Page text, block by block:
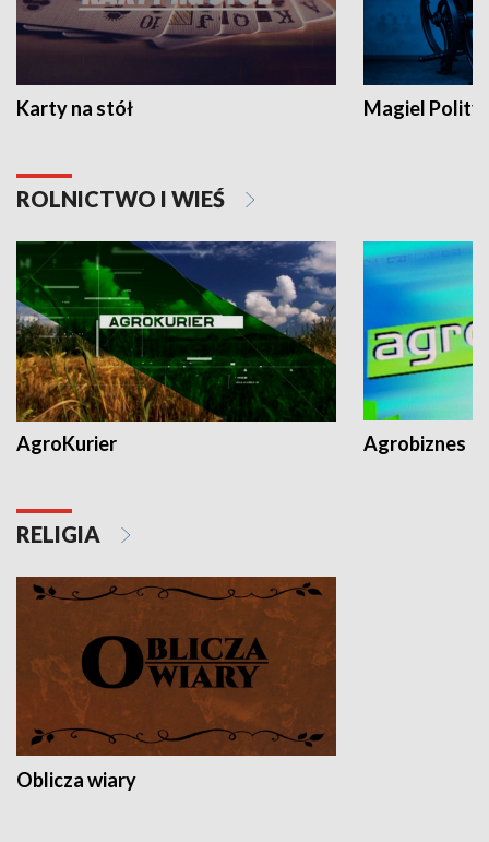
Karty na stół Magiel
ROLNICTWO I WIEŚ
AgroKurier Agrobiznes
RELIGIA
Oblicza wiary